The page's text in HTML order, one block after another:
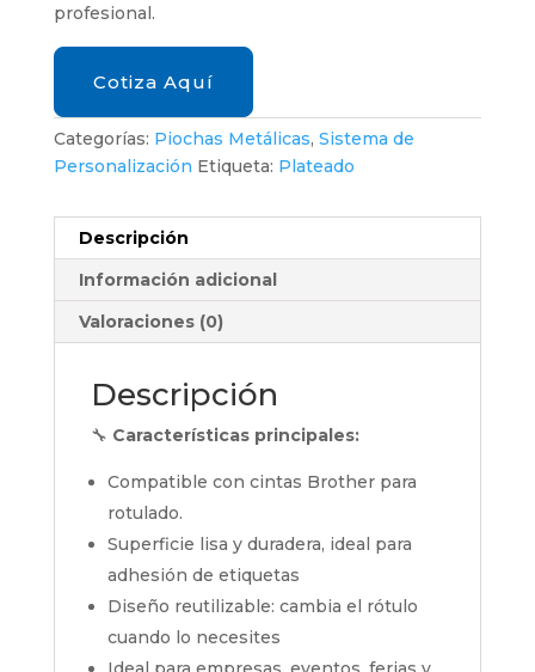
profesional.
Cotiza Aquí
Categorías: Piochas Metálicas, Sistema de
Personalización Etiqueta: Plateado
Descripción
Información adicional
Valoraciones (0)
Descripción
🔧 Características principales:
Compatible con cintas Brother para
rotulado.
Superficie lisa y duradera, ideal para
adhesión de etiquetas
Diseño reutilizable: cambia el rótulo
cuando lo necesites